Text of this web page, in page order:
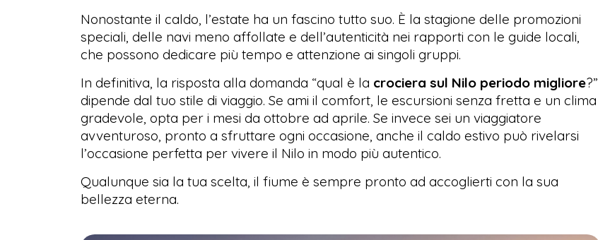
Nonostante il caldo, l’estate ha un fascino tutto suo. È la stagione delle promozioni
speciali, delle navi meno affollate e dell’autenticità nei rapporti con le guide locali,
che possono dedicare più tempo e attenzione ai singoli gruppi.
In definitiva, la risposta alla domanda “qual è la crociera sul Nilo periodo migliore?”
dipende dal tuo stile di viaggio. Se ami il comfort, le escursioni senza fretta e un clima
gradevole, opta per i mesi da ottobre ad aprile. Se invece sei un viaggiatore
avventuroso, pronto a sfruttare ogni occasione, anche il caldo estivo può rivelarsi
l’occasione perfetta per vivere il Nilo in modo più autentico.
Qualunque sia la tua scelta, il fiume è sempre pronto ad accoglierti con la sua
bellezza eterna.